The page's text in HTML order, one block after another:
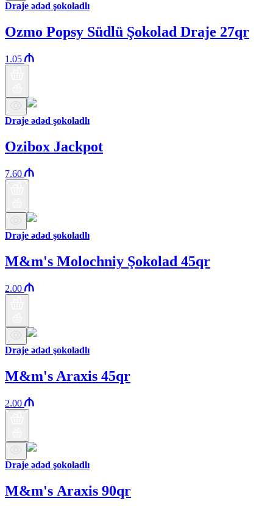
Draje ədəd şokoladlı
Ozmo Popsy Südlü Şokolad Draje 27qr
1.05
Draje ədəd şokoladlı
Ozibox Jackpot
7.60
Draje ədəd şokoladlı
M&m's Molochniy Şokolad 45qr
2.00
Draje ədəd şokoladlı
M&m's Araxis 45qr
2.00
Draje ədəd şokoladlı
M&m's Аraxis 90qr